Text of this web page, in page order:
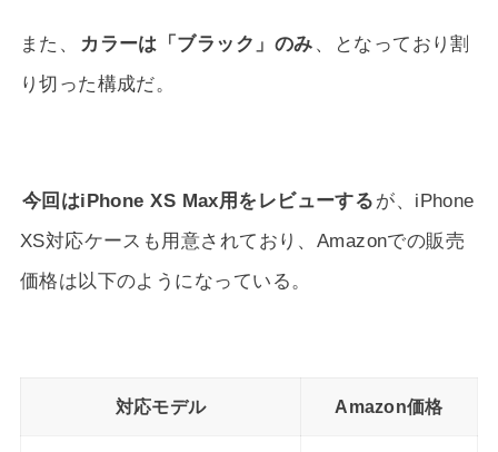
また、 カラーは「ブラック」のみ 、となっており割
り切った構成だ。
今回はiPhone XS Max用をレビューする が、iPhone
XS対応ケースも用意されており、Amazonでの販売
価格は以下のようになっている。
対応モデル Amazon価格